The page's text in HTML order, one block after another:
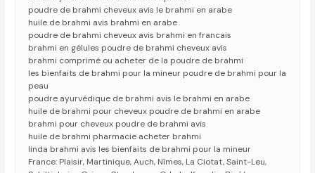
poudre de brahmi cheveux avis le brahmi en arabe
huile de brahmi avis brahmi en arabe
poudre de brahmi cheveux avis brahmi en francais
brahmi en gélules poudre de brahmi cheveux avis
brahmi comprimé ou acheter de la poudre de brahmi
les bienfaits de brahmi pour la mineur poudre de brahmi pour la
peau
poudre ayurvédique de brahmi avis le brahmi en arabe
huile de brahmi pour cheveux poudre de brahmi en arabe
brahmi pour cheveux poudre de brahmi avis
huile de brahmi pharmacie acheter brahmi
linda brahmi avis les bienfaits de brahmi pour la mineur
France: Plaisir, Martinique, Auch, Nîmes, La Ciotat, Saint-Leu,